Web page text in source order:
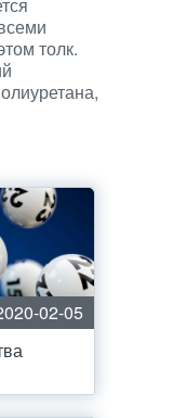
толк.
02-05